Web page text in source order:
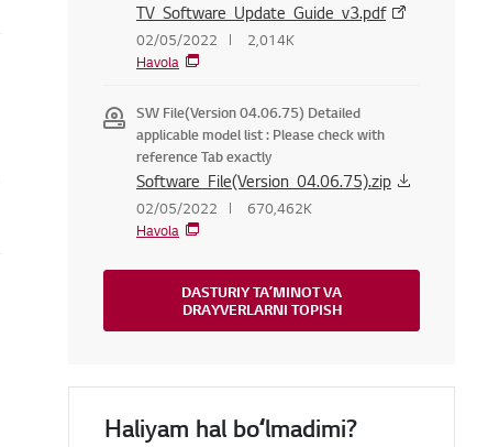
TV_Software_Update_Guide_v3.pdf
02/05/2022
2,014K
Havola
SW File(Version 04.06.75) Detailed
applicable model list : Please check with
reference Tab exactly
Software_File(Version_04.06.75).zip
02/05/2022
670,462K
Havola
DASTURIY TAʼMINOT VA
DRAYVERLARNI TOPISH
Haliyam hal boʻlmadimi?